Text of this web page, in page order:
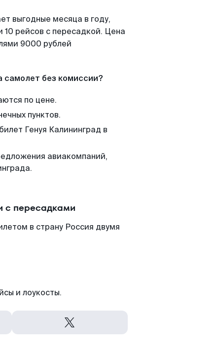
выгодные месяца в году,
рейсов с пересадкой. Цена
9000 рублей
самолет без комиссии?
по цене.
пунктов.
Генуя Калининград в
авиакомпаний,
с пересадками
в страну Россия двумя
и лоукосты.